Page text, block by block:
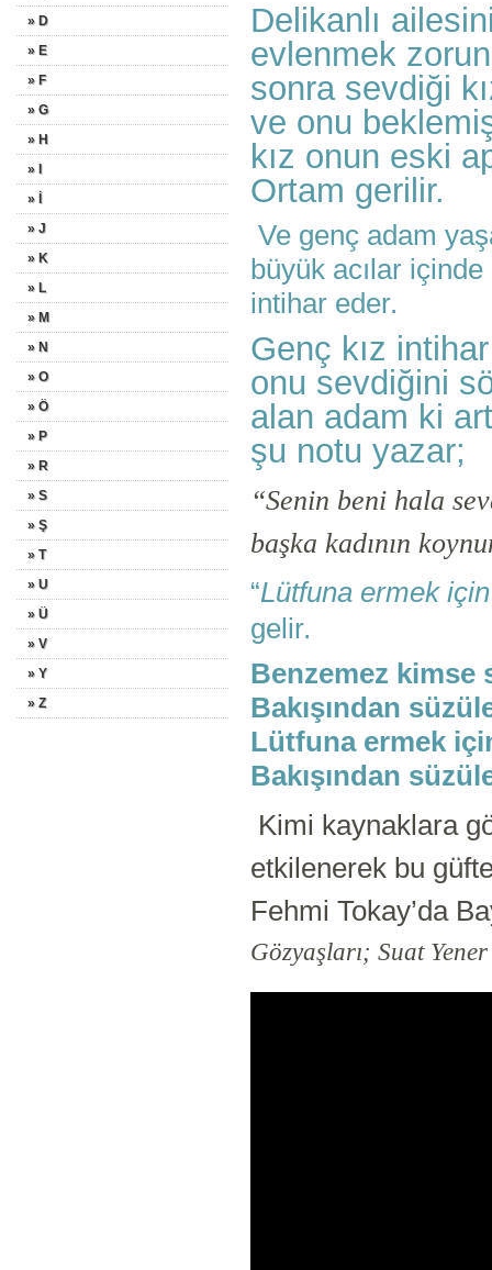
» D
» E
» F
» G
» H
» I
» İ
» J
» K
» L
» M
» N
» O
» Ö
» P
» R
» S
» Ş
» T
» U
» Ü
» V
» Y
» Z
Delikanlı
evlenmek
sonra sevdiği
ve onu
kız onun eski
Ortam gerilir.
Ve genç adam
büyük acılar içinde
intihar eder.
Genç kız
onu sevdiğini
alan adam ki
şu notu yazar;
“Senin beni hala
başka kadının
“Lütfuna ermek
gelir.
Benzemez kimse
Bakışından
Lütfuna ermek
Bakışından
Kimi kaynaklara
etkilenerek bu
Fehmi Tokay’da
Gözyaşları; Suat